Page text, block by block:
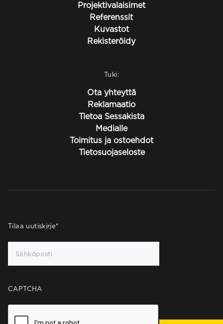
Projektivalaisimet
Referenssit
Kuvastot
Rekisteröidy
Tuki:
Ota yhteyttä
Reklamaatio
Tietoa Sessakista
Medialle
Toimitus ja ostoehdot
Tietosuojaseloste
Tilaa uutiskirje*
CAPTCHA